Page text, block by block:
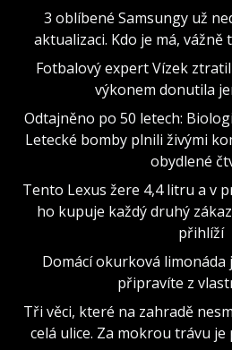
3 oblíbené Samsungy už
aktualizaci. Kdo je má, vážně
Fotbalový expert Vízek
výkonem donutila
Odtajněno po 50 letech:
Letecké bomby plnili živými
obydlené
Tento Lexus žere 4,4 litru a v
ho kupuje každý druhý
přihlíží
Domácí okurková limonáda
připravíte z
Tři věci, které na zahradě
celá ulice. Za mokrou trávu je